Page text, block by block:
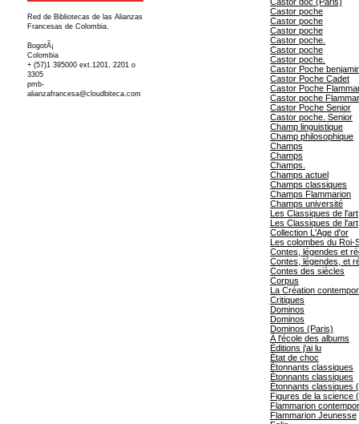
Castor poche
Castor poche
Castor poche
Castor poche.
Castor poche
Castor poche.
Castor Poche
Castor Poche Cadet
Castor Poche
Castor poche
Castor Poche Senior
Castor poche. Senior
Champ linguistique
Champ philosophique
Champs
Champs
Champs.
Champs actuel
Champs classiques
Champs Flammarion
Champs université
Les Classiques de l'art
Les Classiques de l'art
Collection L'Age d'or
Les colombes du Roi-
Contes, légendes et
Contes, légendes, et
Contes des siècles
Corpus
La Création
Critiques
Dominos
Dominos
Dominos (Paris)
À l'école des albums
Éditions j'ai lu
État de choc
Étonnants classiques
Étonnants classiques
Étonnants classiques
Figures de la science
Flammarion
Flammarion Jeunesse
Red de Bibliotecas de las Alianzas
Francesas de Colombia.
BogotÃ¡
Colombia
+ (57)1 395000 ext.1201, 2201 o
3305
pmb-
alianzafrancesa@cloudbiteca.com